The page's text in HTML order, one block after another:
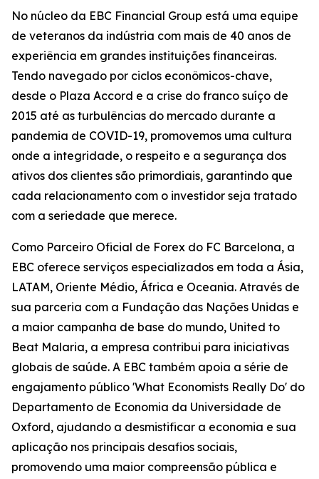
No núcleo da EBC Financial Group está uma equipe
de veteranos da indústria com mais de 40 anos de
experiência em grandes instituições financeiras.
Tendo navegado por ciclos econômicos-chave,
desde o Plaza Accord e a crise do franco suíço de
2015 até as turbulências do mercado durante a
pandemia de COVID-19, promovemos uma cultura
onde a integridade, o respeito e a segurança dos
ativos dos clientes são primordiais, garantindo que
cada relacionamento com o investidor seja tratado
com a seriedade que merece.
Como Parceiro Oficial de Forex do FC Barcelona, a
EBC oferece serviços especializados em toda a Ásia,
LATAM, Oriente Médio, África e Oceania. Através de
sua parceria com a Fundação das Nações Unidas e
a maior campanha de base do mundo, United to
Beat Malaria, a empresa contribui para iniciativas
globais de saúde. A EBC também apoia a série de
engajamento público 'What Economists Really Do' do
Departamento de Economia da Universidade de
Oxford, ajudando a desmistificar a economia e sua
aplicação nos principais desafios sociais,
promovendo uma maior compreensão pública e